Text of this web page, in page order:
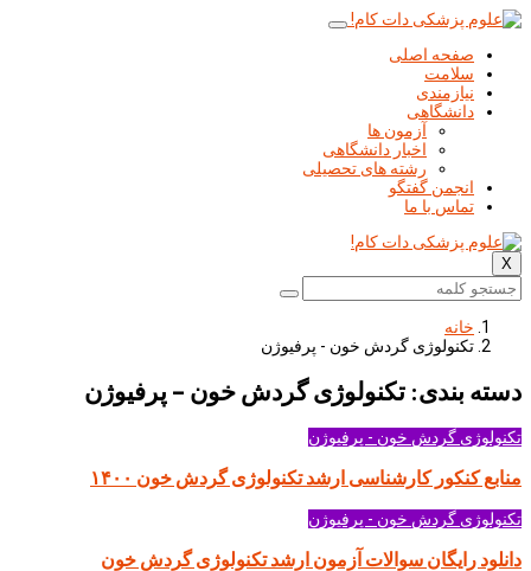
صفحه اصلی
سلامت
نیازمندی
دانشگاهی
آزمون ها
اخبار دانشگاهی
رشته های تحصیلی
انجمن گفتگو
تماس با ما
X
خانه
تکنولوژی گردش خون - پرفیوژن
دسته بندی: تکنولوژی گردش خون – پرفیوژن
تکنولوژی گردش خون - پرفیوژن
منابع کنکور کارشناسی ارشد تکنولوژی گردش خون ۱۴۰۰
تکنولوژی گردش خون - پرفیوژن
دانلود رایگان سوالات آزمون ارشد تکنولوژی گردش خون